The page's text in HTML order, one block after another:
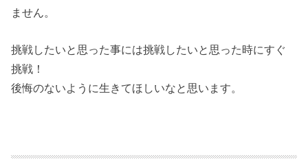
ません。
挑戦したいと思った事には挑戦したいと思った時にすぐ
挑戦！
後悔のないように生きてほしいなと思います。